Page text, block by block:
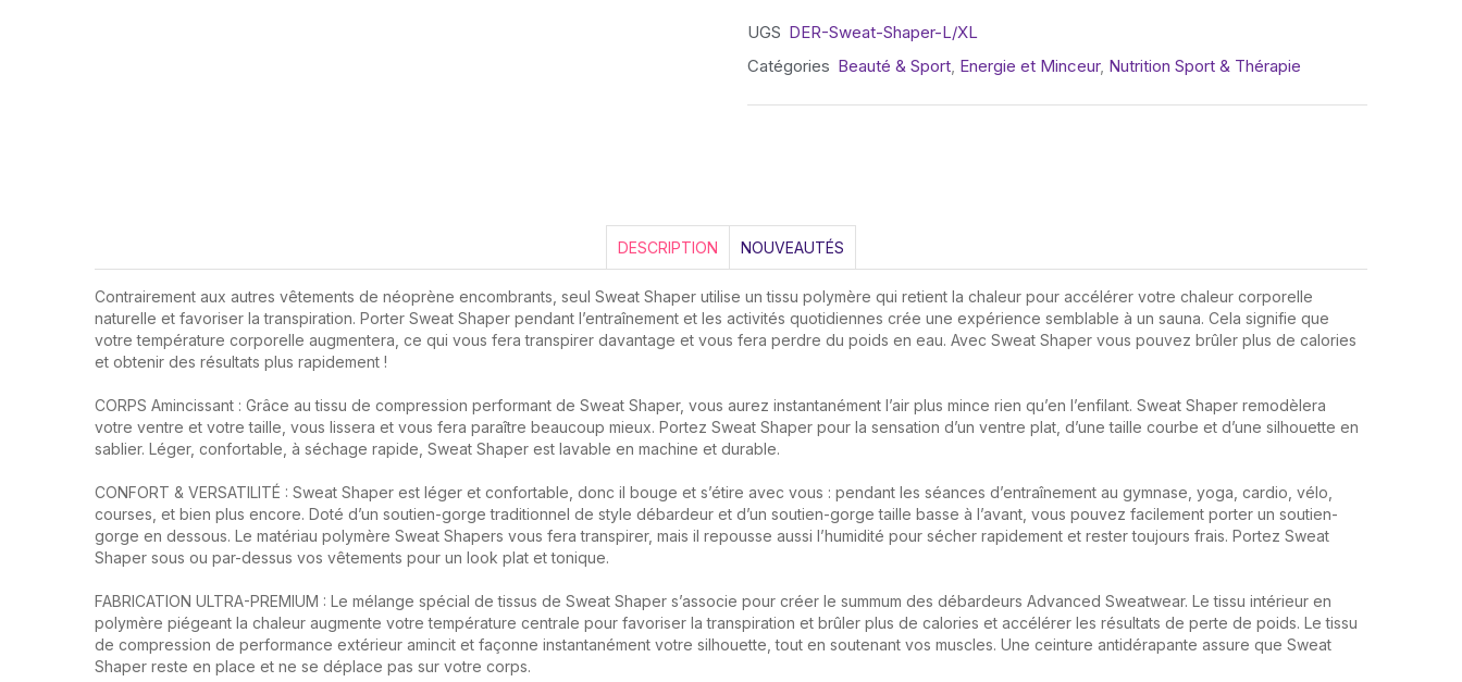
UGS DER-Sweat-Shaper-L/XL
Catégories Beauté & Sport, Energie et Minceur, Nutrition Sport & Thérapie
DESCRIPTION NOUVEAUTÉS
Contrairement aux autres vêtements de néoprène encombrants, seul Sweat Shaper utilise un tissu polymère qui retient la chaleur pour accélérer votre chaleur corporelle
naturelle et favoriser la transpiration. Porter Sweat Shaper pendant l’entraînement et les activités quotidiennes crée une expérience semblable à un sauna. Cela signifie que
votre température corporelle augmentera, ce qui vous fera transpirer davantage et vous fera perdre du poids en eau. Avec Sweat Shaper vous pouvez brûler plus de calories
et obtenir des résultats plus rapidement !
CORPS Amincissant : Grâce au tissu de compression performant de Sweat Shaper, vous aurez instantanément l’air plus mince rien qu’en l’enfilant. Sweat Shaper remodèlera
votre ventre et votre taille, vous lissera et vous fera paraître beaucoup mieux. Portez Sweat Shaper pour la sensation d’un ventre plat, d’une taille courbe et d’une silhouette en
sablier. Léger, confortable, à séchage rapide, Sweat Shaper est lavable en machine et durable.
CONFORT & VERSATILITÉ : Sweat Shaper est léger et confortable, donc il bouge et s’étire avec vous : pendant les séances d’entraînement au gymnase, yoga, cardio, vélo,
courses, et bien plus encore. Doté d’un soutien-gorge traditionnel de style débardeur et d’un soutien-gorge taille basse à l’avant, vous pouvez facilement porter un soutien-
gorge en dessous. Le matériau polymère Sweat Shapers vous fera transpirer, mais il repousse aussi l’humidité pour sécher rapidement et rester toujours frais. Portez Sweat
Shaper sous ou par-dessus vos vêtements pour un look plat et tonique.
FABRICATION ULTRA-PREMIUM : Le mélange spécial de tissus de Sweat Shaper s’associe pour créer le summum des débardeurs Advanced Sweatwear. Le tissu intérieur en
polymère piégeant la chaleur augmente votre température centrale pour favoriser la transpiration et brûler plus de calories et accélérer les résultats de perte de poids. Le tissu
de compression de performance extérieur amincit et façonne instantanément votre silhouette, tout en soutenant vos muscles. Une ceinture antidérapante assure que Sweat
Shaper reste en place et ne se déplace pas sur votre corps.